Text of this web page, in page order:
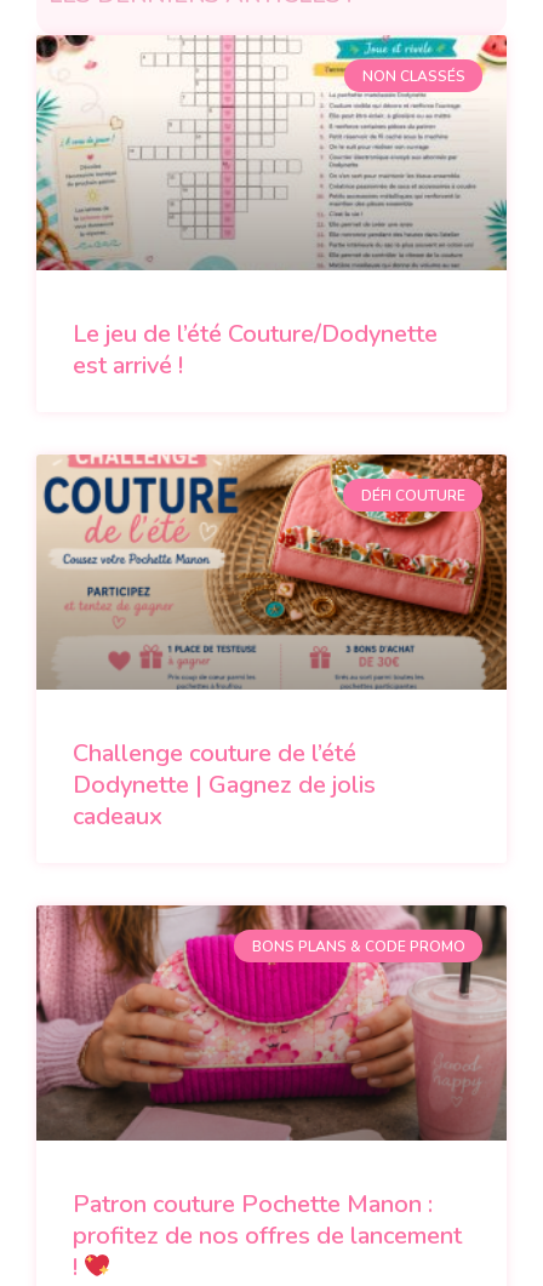
NON CLASSÉS
Le jeu de l’été Couture/Dodynette
est arrivé !
DÉFI COUTURE
Challenge couture de l’été
Dodynette | Gagnez de jolis
cadeaux
BONS PLANS & CODE PROMO
Patron couture Pochette Manon :
profitez de nos offres de lancement
!